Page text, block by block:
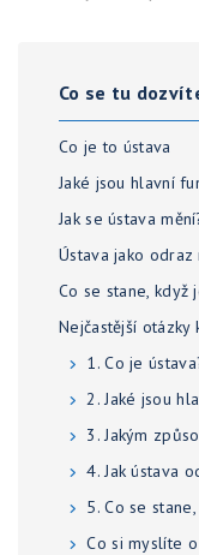
Co se tu
Co je to ústava
Jaké jsou hlavní
Jak se ústava
Ústava jako
Co se stane, když
Nejčastější otázky
1. Co je
2. Jaké jsou
3. Jakým
4. Jak ústava
5. Co se
Co si myslíte o